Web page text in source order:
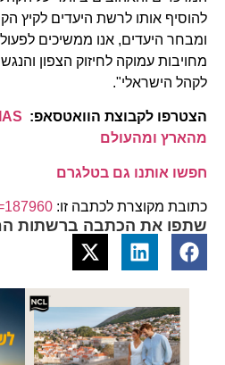
להוסיף אותו לרשת היעדים לקיץ
ומבחר היעדים, אנו ממשיכים
מחויבות עמוקה לחיזוק הצפון
לקהל הישראלי".
הצטרפו לקבוצת הוואטסאפ:
מהארץ ומהעולם
חפשו אותנו גם בטלגרם
כתובת מקוצרת לכתבה זו:
שתפו את הכתבה ברשתות